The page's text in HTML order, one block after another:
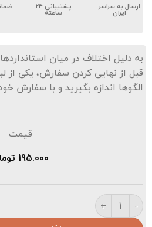
ارسال به سراسر
ایران
پشتیبانی ۲۴
ساعته
به دلیل اختلاف در میان
قبل از نهایی کردن سفارش، یکی از
الگوها اندازه بگیرید و با سفارش خود
قیمت
195.000تومان
مردانه عدد